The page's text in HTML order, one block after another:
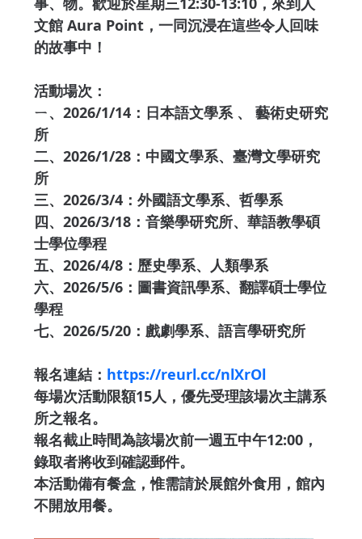
文館 Aura Point，一同沉浸在這些令人回味
的故事中！
活動場次：
ㄧ、2026/1/14：日本語文學系 、 藝術史研究
所
二、2026/1/28：中國文學系、臺灣文學研究
所
三、2026/3/4：外國語文學系、哲學系
四、2026/3/18：音樂學研究所、華語教學碩
士學位學程
五、2026/4/8：歷史學系、人類學系
六、2026/5/6：圖書資訊學系、翻譯碩士學位
學程
七、2026/5/20：戲劇學系、語言學研究所
報名連結： https://reurl.cc/nlXrOl
每場次活動限額15人，優先受理該場次主講系
所之報名。
報名截止時間為該場次前一週五中午12:00，
錄取者將收到確認郵件。
本活動備有餐盒，惟需請於展館外食用，館內
不開放用餐。